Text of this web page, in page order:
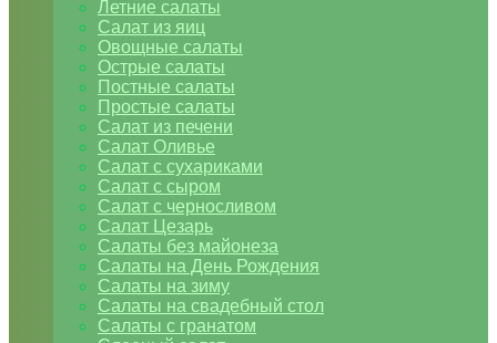
Летние салаты
Салат из яиц
Овощные салаты
Острые салаты
Постные салаты
Простые салаты
Салат из печени
Салат Оливье
Салат с сухариками
Салат с сыром
Салат с черносливом
Салат Цезарь
Салаты без майонеза
Салаты на День Рождения
Салаты на зиму
Салаты на свадебный стол
Салаты с гранатом